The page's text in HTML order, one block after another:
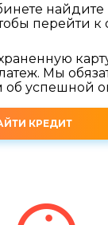
найдите
перейти к
Мы
успешной
КРЕДИТ